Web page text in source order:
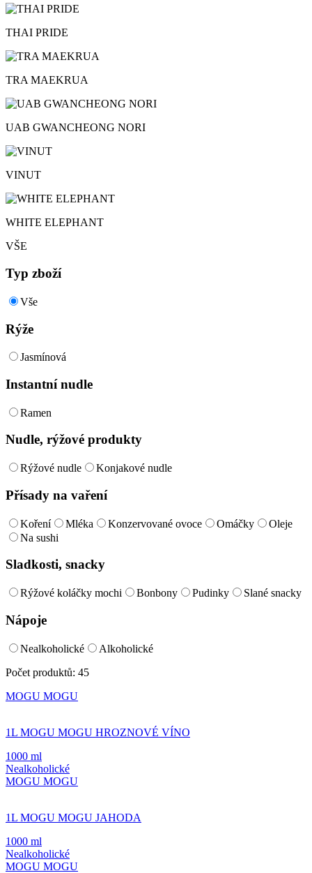
THAI PRIDE
TRA MAEKRUA
UAB GWANCHEONG NORI
VINUT
WHITE ELEPHANT
VŠE
Typ zboží
Vše
Rýže
Jasmínová
Instantní nudle
Ramen
Nudle, rýžové produkty
Rýžové nudle Konjakové nudle
Přísady na vaření
Koření Mléka Konzervované ovoce Omáčky
Oleje
Na sushi
Sladkosti, snacky
Rýžové koláčky mochi Bonbony Pudinky Slané snacky
Nápoje
Nealkoholické
Alkoholické
Počet produktů: 45
MOGU MOGU
1L MOGU MOGU HROZNOVÉ VÍNO
1000 ml
Nealkoholické
MOGU MOGU
1L MOGU MOGU JAHODA
1000 ml
Nealkoholické
MOGU MOGU